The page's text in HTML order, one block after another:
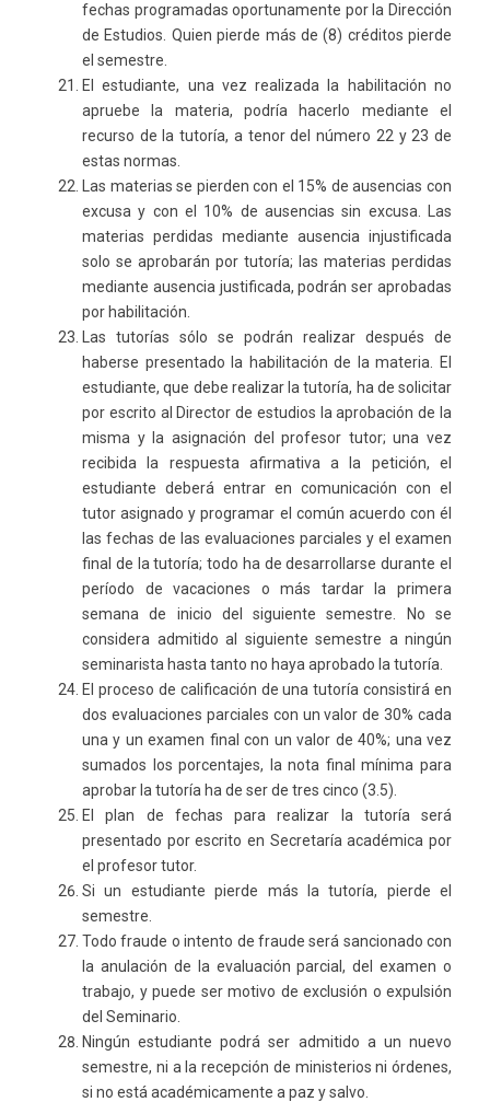
fechas programadas oportunamente por la Dirección
de Estudios. Quien pierde más de (8) créditos pierde
el semestre.
El estudiante, una vez realizada la habilitación no
apruebe la materia, podría hacerlo mediante el
recurso de la tutoría, a tenor del número 22 y 23 de
estas normas.
Las materias se pierden con el 15% de ausencias con
excusa y con el 10% de ausencias sin excusa. Las
materias perdidas mediante ausencia injustificada
solo se aprobarán por tutoría; las materias perdidas
mediante ausencia justificada, podrán ser aprobadas
por habilitación.
Las tutorías sólo se podrán realizar después de
haberse presentado la habilitación de la materia. El
estudiante, que debe realizar la tutoría, ha de solicitar
por escrito al Director de estudios la aprobación de la
misma y la asignación del profesor tutor; una vez
recibida la respuesta afirmativa a la petición, el
estudiante deberá entrar en comunicación con el
tutor asignado y programar el común acuerdo con él
las fechas de las evaluaciones parciales y el examen
final de la tutoría; todo ha de desarrollarse durante el
período de vacaciones o más tardar la primera
semana de inicio del siguiente semestre. No se
considera admitido al siguiente semestre a ningún
seminarista hasta tanto no haya aprobado la tutoría.
El proceso de calificación de una tutoría consistirá en
dos evaluaciones parciales con un valor de 30% cada
una y un examen final con un valor de 40%; una vez
sumados los porcentajes, la nota final mínima para
aprobar la tutoría ha de ser de tres cinco (3.5).
El plan de fechas para realizar la tutoría será
presentado por escrito en Secretaría académica por
el profesor tutor.
Si un estudiante pierde más la tutoría, pierde el
semestre.
Todo fraude o intento de fraude será sancionado con
la anulación de la evaluación parcial, del examen o
trabajo, y puede ser motivo de exclusión o expulsión
del Seminario.
Ningún estudiante podrá ser admitido a un nuevo
semestre, ni a la recepción de ministerios ni órdenes,
si no está académicamente a paz y salvo.